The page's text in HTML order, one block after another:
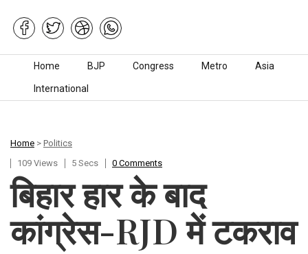
Skip to content
Home BJP Congress Metro Asia
International
Home > Politics
109 Views
5 Secs 0 Comments
बिहार हार के बाद
कांग्रेस-RJD में टकराव